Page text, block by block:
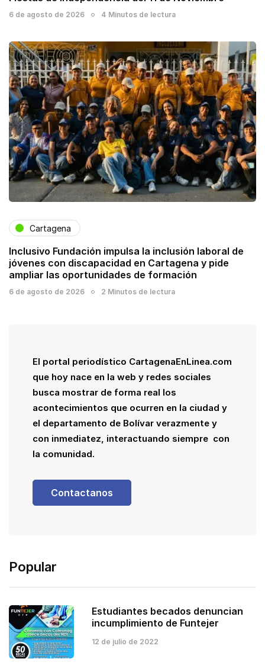
6 de agosto de 2026 4 Minutos de lectura
Cartagena
Inclusivo Fundación impulsa la inclusión laboral de
jóvenes con discapacidad en Cartagena y pide
ampliar las oportunidades de formación
6 de agosto de 2026 2 Minutos de lectura
El portal periodístico CartagenaEnLinea.com
que hoy nace en la web y redes sociales
busca mostrar de forma real los
acontecimientos que ocurren en la ciudad y
el departamento de Bolívar verazmente y
con inmediatez, interactuando siempre con
la comunidad.
Contactanos
Popular
Estudiantes becados denuncian
incumplimiento de Funtejer
12 de julio de 2022